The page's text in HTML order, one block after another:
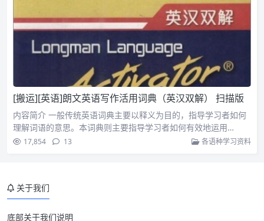
[搬运][英语]朗文英语写作活用词典（英汉双解） 扫描版
内容简介 一般传统英语词典主要以释义为目的，指导学习者如何
理解词语的意思。本词典则主要指导学习者如何有效地运用…
17,854 13 各语种学习资料
关于我们
底部关于我们说明